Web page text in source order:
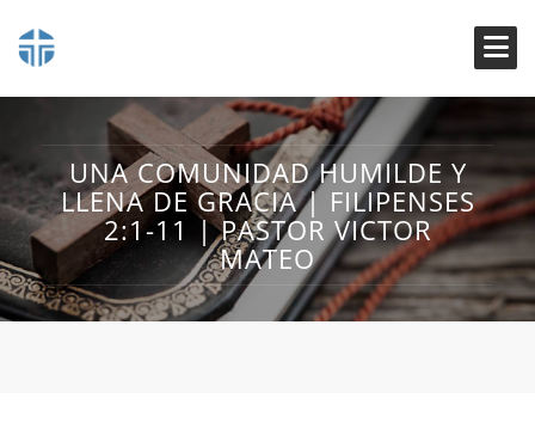
UNA COMUNIDAD HUMILDE Y
LLENA DE GRACIA | FILIPENSES
2:1-11 | PASTOR VICTOR
MATEO